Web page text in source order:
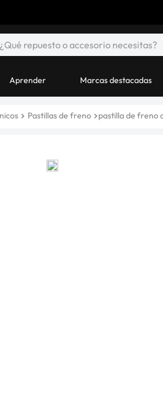
Aprender Marcas destacadas
Pastillas de freno pastilla de freno